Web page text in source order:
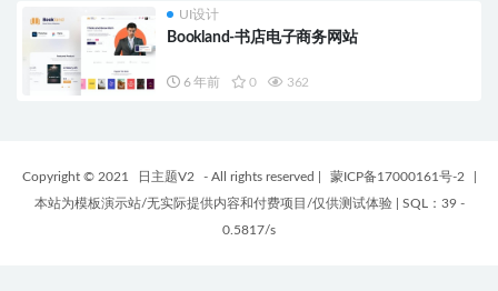
UI设计
Bookland-书店电子商务网站
6 年前 0 362
Copyright © 2021 日主题V2 - All rights reserved 蒙ICP备17000161号-2
本站为模板演示站/无实际提供内容和付费项目/仅供测试体验
SQL：39 -
0.5817/s